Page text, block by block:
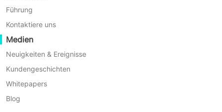
Download Unterstützung
Echtzeitreplikation
Kontinuierlicher Datenschutz
Offsite-Kopie
Archivierung
Job-Orchestrierung
Workload-Mobilität
V2V-Migration
Hyper-V
Proxmox
XCP-ng
oVirt
H3C CAS/UIS
ZStack
Sangfor HCI
Wie man Videos abspielt
Hilfezentrum
Live-Veranstaltungen
Webinare
Live-Demo
Kundengeschichten
IT Dienstleistungen
Lizenzrichtlinie
Häufig gestellte Fragen
Kontakt
Angebot anfordern
Werden Sie ein Partner
Finde einen Partner.
Finden Sie einen lokalen Partner
Bereits Partner
Partner-Portal-Anmeldung
Führung
Kontaktiere uns
Medien
Neuigkeiten & Ereignisse
Kundengeschichten
Whitepapers
Blog
Datenschutzerklärung